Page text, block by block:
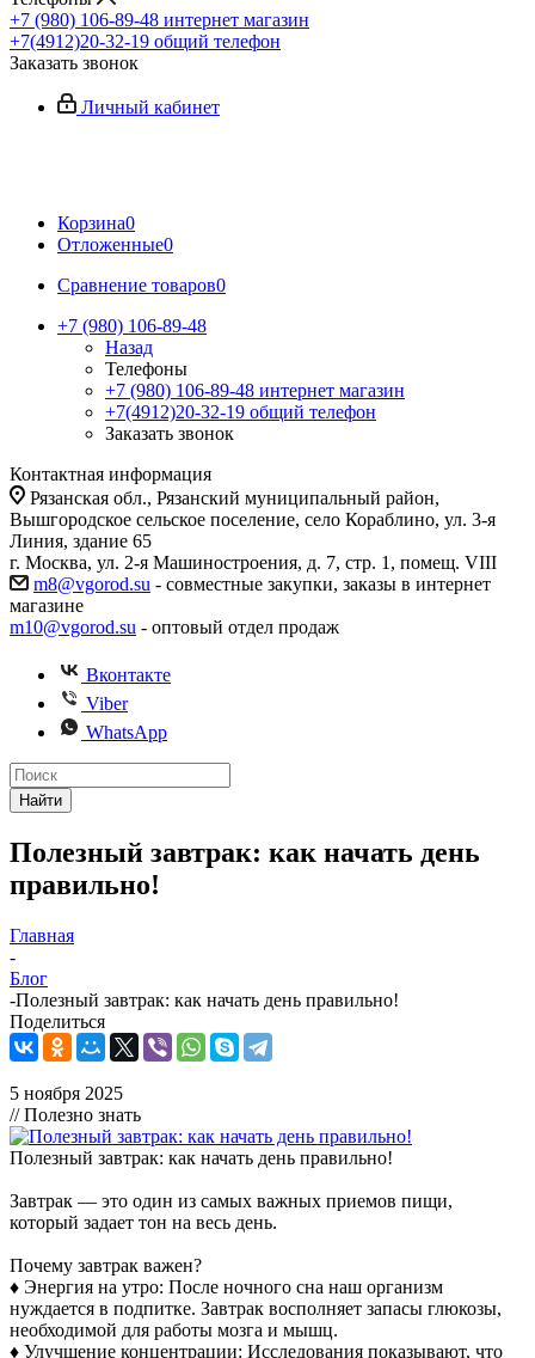
+7 (980) 106-89-48 интернет магазин
+7(4912)20-32-19 общий телефон
Заказать звонок
Личный кабинет
Корзина0
Отложенные0
Сравнение товаров0
+7 (980) 106-89-48
Назад
Телефоны
+7 (980) 106-89-48 интернет магазин
+7(4912)20-32-19 общий телефон
Заказать звонок
Контактная информация
Рязанская обл., Рязанский муниципальный район,
Вышгородское сельское поселение, село Кораблино, ул. 3-я
Линия, здание 65
г. Москва, ул. 2-я Машиностроения, д. 7, стр. 1, помещ. VIII
m8@vgorod.su - совместные закупки, заказы в интернет
магазине
m10@vgorod.su - оптовый отдел продаж
Вконтакте
Viber
WhatsApp
Найти
Полезный завтрак: как начать день
правильно!
Главная
-
Блог
-Полезный завтрак: как начать день правильно!
Поделиться
5 ноября 2025
// Полезно знать
Полезный завтрак: как начать день правильно!
Завтрак — это один из самых важных приемов пищи,
который задает тон на весь день.
Почему завтрак важен?
♦ Энергия на утро: После ночного сна наш организм
нуждается в подпитке. Завтрак восполняет запасы глюкозы,
необходимой для работы мозга и мышц.
♦ Улучшение концентрации: Исследования показывают, что